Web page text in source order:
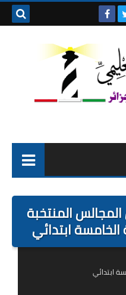
التربية التحضيرية
السنة الاولى ابتدائي
السنة الثانية ابتدائي
المنتخبة
الخامسة ابتدائي
ابتدائي